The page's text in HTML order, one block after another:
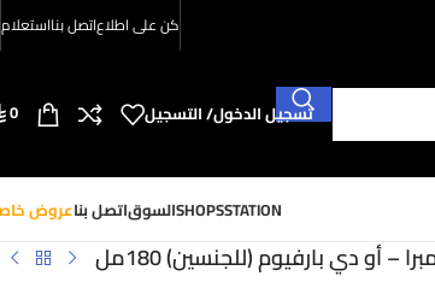
كن على اطلاعاتصل بنااستعلام
تسجيل الدخول/ التسجيل 0
SHOPSSTATIONالسوقاتصل بناعروض
– أو دي بارفيوم (للجنسين) 180مل